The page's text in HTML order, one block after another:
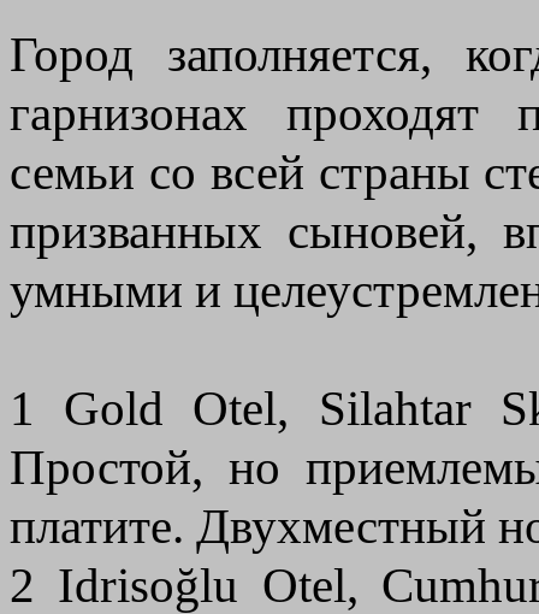
Город заполняется,
гарнизонах
семьи со всей страны
призванных сыновей,
умными и
1 Gold Otel, Silahtar
Простой, но
платите. Двухместный
2 Idrisoğlu Otel,